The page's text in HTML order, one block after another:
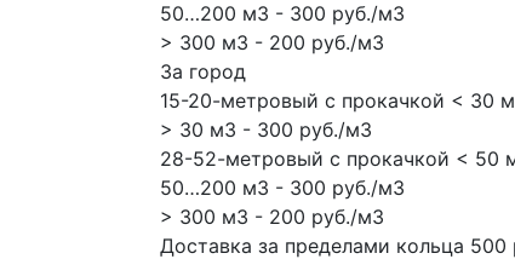
50…200 м3 - 300 руб./м3
> 300 м3 - 200 руб./м3
За город
15-20-метровый с прокачкой < 30
> 30 м3 - 300 руб./м3
28-52-метровый с прокачкой < 50
50…200 м3 - 300 руб./м3
> 300 м3 - 200 руб./м3
Доставка за пределами кольца